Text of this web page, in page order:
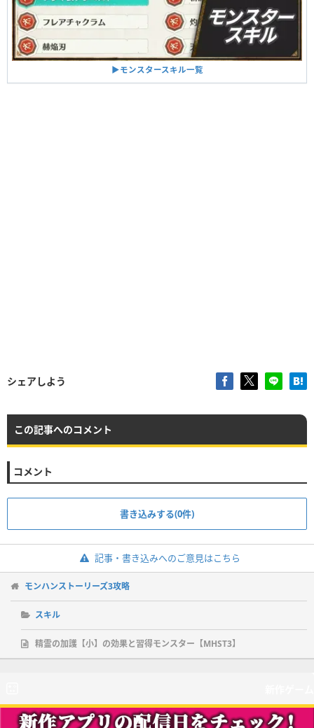
▶︎モンスタースキル一覧
シェアしよう
この記事へのコメント
コメント
書き込みする(0件)
記事・書き込みへのご意見はこちら
モンハンストーリーズ3攻略
スキル
精霊の加護【小】の効果と習得モンスター【MHST3】